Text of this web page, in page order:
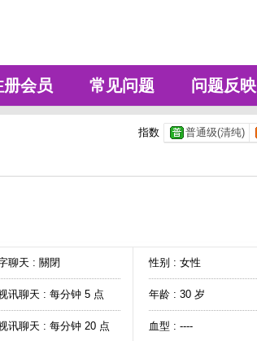
册会员 常见问题 问题反映
指数 普通级(清纯)
聊天 : 關閉
讯聊天 : 每分钟 5 点
讯聊天 : 每分钟 20 点
性别 : 女性
年龄 : 30 岁
血型 : ----